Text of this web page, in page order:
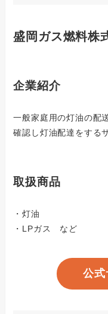
盛岡ガス燃料株
企業紹介
一般家庭用の灯油の配
確認し灯油配達をする
取扱商品
・灯油
・LPガス など
公式